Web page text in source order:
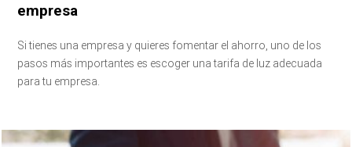
empresa
Si tienes una empresa y quieres fomentar el ahorro, uno de los
pasos más importantes es escoger una tarifa de luz adecuada
para tu empresa.